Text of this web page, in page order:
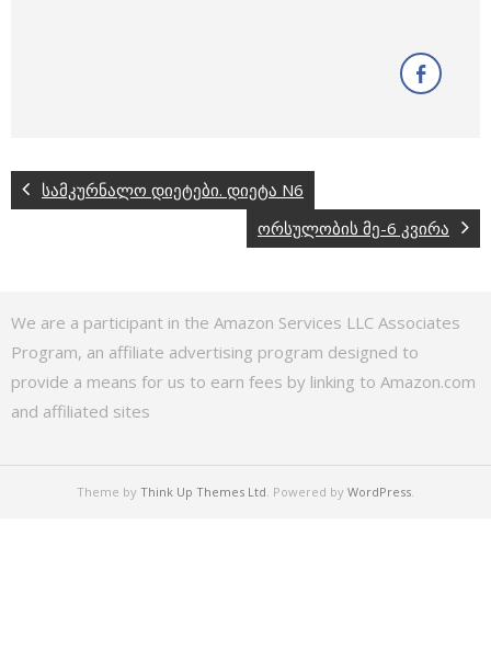
სამკურნალო დიეტები. დიეტა N6
ორსულობის მე-6 კვირა
We are a participant in the Amazon Services LLC Associates
Program, an affiliate advertising program designed to
provide a means for us to earn fees by linking to Amazon.com
and affiliated sites
Theme by Think Up Themes Ltd . Powered by WordPress